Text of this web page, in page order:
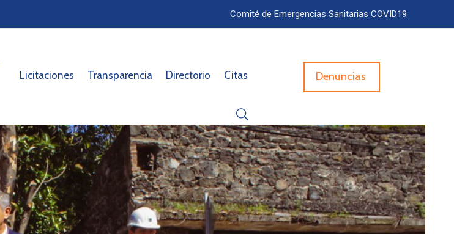
Comité de Emergencias Sanitarias COVID19
Licitaciones Transparencia Directorio Citas Denuncias